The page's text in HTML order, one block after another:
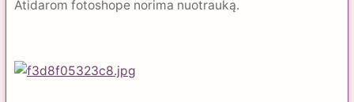
Atidarom fotoshope norima nuotrauką.